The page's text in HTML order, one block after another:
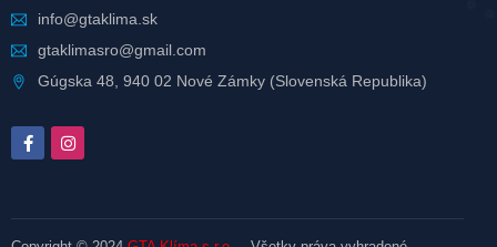
info@gtaklima.sk
gtaklimasro@gmail.com
Gúgska 48, 940 02 Nové Zámky (Slovenská Republika)